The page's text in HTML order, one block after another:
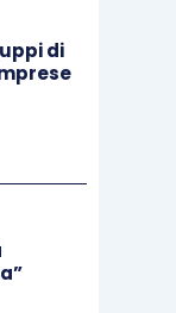
socio F, egli
il 28%
da cui
tra i titolari
del 40%
Alfa
di